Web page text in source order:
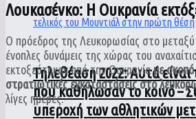
Τηλεθέαση 2022: Αυτά
που καθήλωσαν το κοινό –
υπεροχή των αθλητικών
Λουκασένκο: Η Ουκρανία
Ο πρόεδρος της Λευκορωσίας στο μεταξύ
ένοπλες δυνάμεις της χώρας του
εκτοξεύτηκαν από την Ουκρανίαμε
στρατιωτικές εγκαταστάσεις στο
λίγες ημέρες.